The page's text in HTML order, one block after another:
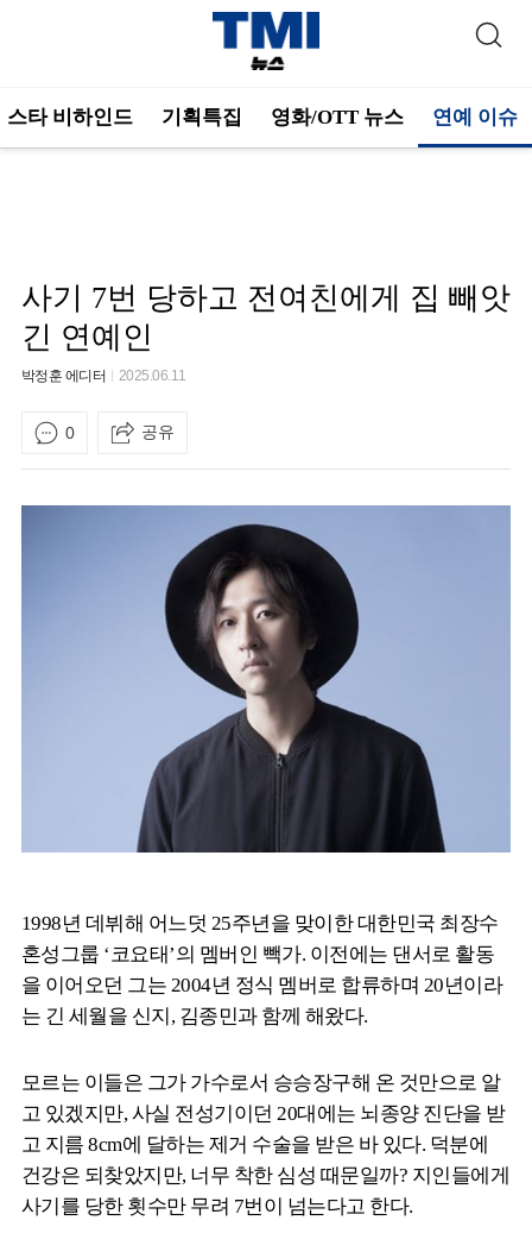
스타 비하인드 기획특집 영화/OTT 뉴스 연예 이슈
사기 7번 당하고 전여친에게 집 빼앗
긴 연예인
박정훈 에디터 2025.06.11
0 공유
1998년 데뷔해 어느덧 25주년을 맞이한 대한민국 최장수
혼성그룹 ‘코요태’의 멤버인 빽가. 이전에는 댄서로 활동
을 이어오던 그는 2004년 정식 멤버로 합류하며 20년이라
는 긴 세월을 신지, 김종민과 함께 해왔다.
모르는 이들은 그가 가수로서 승승장구해 온 것만으로 알
고 있겠지만, 사실 전성기이던 20대에는 뇌종양 진단을 받
고 지름 8cm에 달하는 제거 수술을 받은 바 있다. 덕분에
건강은 되찾았지만, 너무 착한 심성 때문일까? 지인들에게
사기를 당한 횟수만 무려 7번이 넘는다고 한다.